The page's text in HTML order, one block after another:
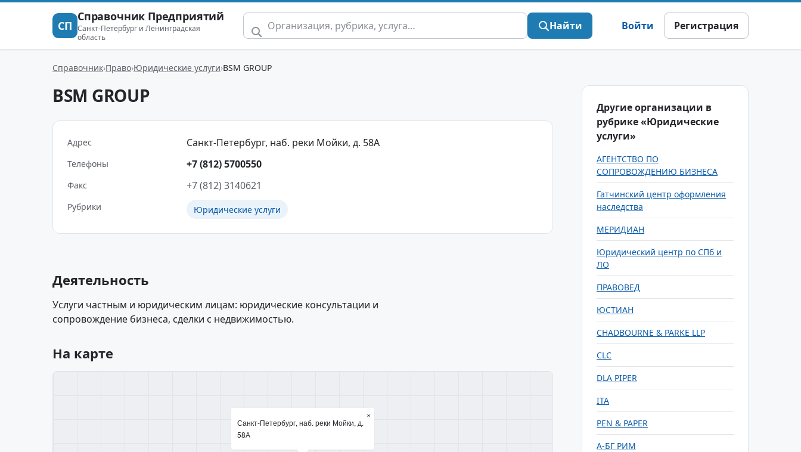
СП
Справочник Предприятий
Санкт-Петербург и Ленинградская
область
Найти Войти Регистрация
Справочник Право Юридические услуги BSM GROUP
BSM GROUP
Адрес Санкт-Петербург, наб. реки Мойки, д. 58А
Телефоны +7 (812) 5700550
Факс +7 (812) 3140621
Рубрики Юридические услуги
Деятельность
Услуги частным и юридическим лицам: юридические консультации и
сопровождение бизнеса, сделки с недвижимостью.
На карте
Санкт-Петербург, наб. реки Мойки, д.
58А
×
Другие организации в
рубрике «Юридические
услуги»
АГЕНТСТВО ПО
СОПРОВОЖДЕНИЮ БИЗНЕСА
Гатчинский центр оформления
наследства
МЕРИДИАН
Юридический центр по СПб и
ЛО
ПРАВОВЕД
ЮСТИАН
CHADBOURNE & PARKE LLP
CLC
DLA PIPER
ITA
PEN & PAPER
А-БГ РИМ